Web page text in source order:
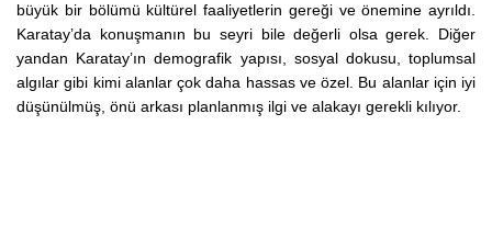
büyük bir bölümü kültürel faaliyetlerin gereği ve önemine ayrıldı.
Karatay’da konuşmanın bu seyri bile değerli olsa gerek. Diğer
yandan Karatay’ın demografik yapısı, sosyal dokusu, toplumsal
algılar gibi kimi alanlar çok daha hassas ve özel. Bu alanlar için iyi
düşünülmüş, önü arkası planlanmış ilgi ve alakayı gerekli kılıyor.